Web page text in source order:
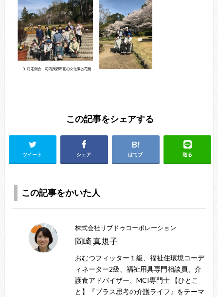
この記事をシェアする
ツイート シェア はてブ 送る
この記事をかいた人
株式会社リブドゥコーポレーション
岡崎 真規子
おむつフィッター１級、福祉住環境コーデ
ィネーター2級、福祉用具専門相談員、介
護食アドバイザー、MCI専門士 【ひとこ
と】『プラス思考の介護ライフ』をテーマ